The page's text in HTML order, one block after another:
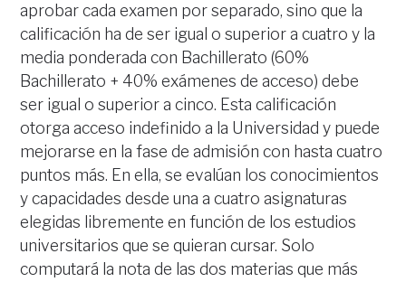
aprobar cada examen por separado, sino que la
calificación ha de ser igual o superior a cuatro y la
media ponderada con Bachillerato (60%
Bachillerato + 40% exámenes de acceso) debe
ser igual o superior a cinco. Esta calificación
otorga acceso indefinido a la Universidad y puede
mejorarse en la fase de admisión con hasta cuatro
puntos más. En ella, se evalúan los conocimientos
y capacidades desde una a cuatro asignaturas
elegidas libremente en función de los estudios
universitarios que se quieran cursar. Solo
computará la nota de las dos materias que más